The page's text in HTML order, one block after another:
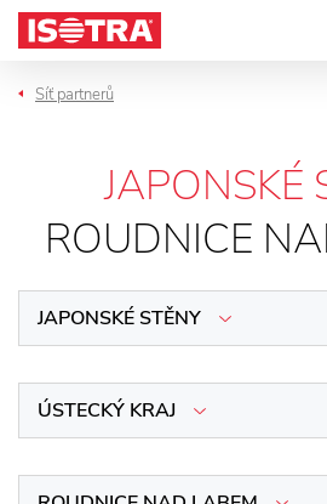
Přeskočit na obsah
Síť partnerů
JAPONSKÉ
ROUDNICE
JAPONSKÉ STĚNY
ÚSTECKÝ KRAJ